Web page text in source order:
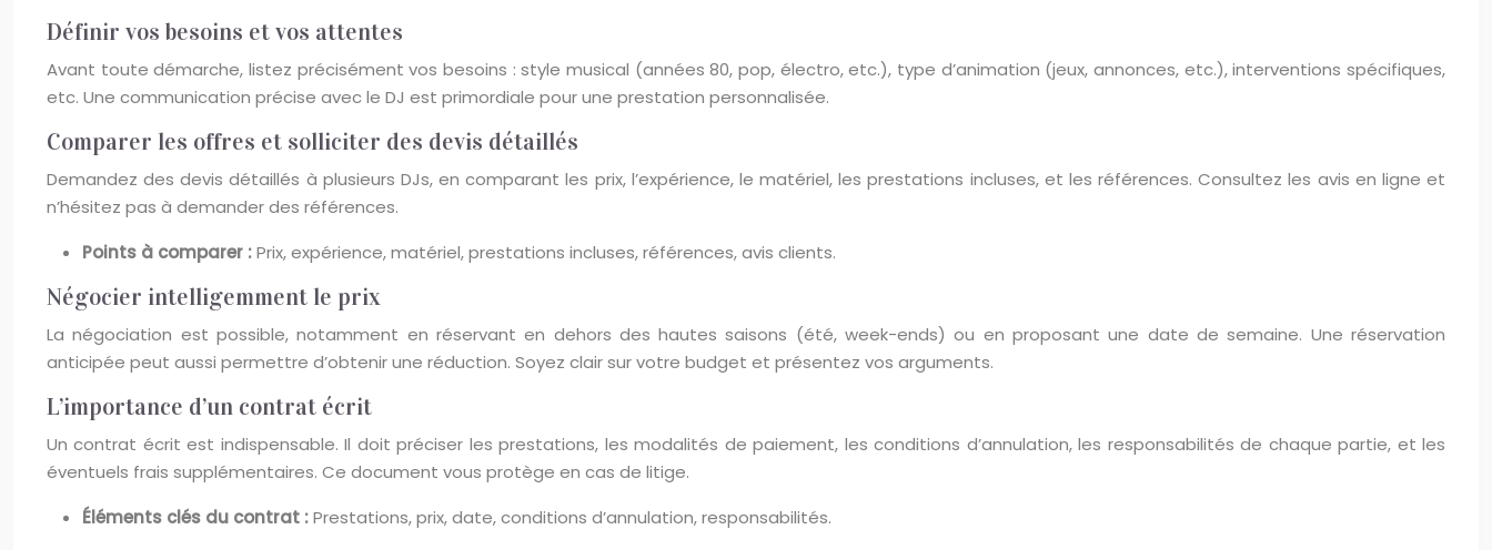
Définir vos besoins et vos attentes
Avant toute démarche, listez précisément vos besoins : style musical (années 80, pop, électro, etc.), type d’animation (jeux, annonces, etc.), interventions spécifiques,
etc. Une communication précise avec le DJ est primordiale pour une prestation personnalisée.
Comparer les offres et solliciter des devis détaillés
Demandez des devis détaillés à plusieurs DJs, en comparant les prix, l’expérience, le matériel, les prestations incluses, et les références. Consultez les avis en ligne et
n’hésitez pas à demander des références.
Points à comparer :Prix, expérience, matériel, prestations incluses, références, avis clients.
Négocier intelligemment le prix
La négociation est possible, notamment en réservant en dehors des hautes saisons (été, week-ends) ou en proposant une date de semaine. Une réservation
anticipée peut aussi permettre d’obtenir une réduction. Soyez clair sur votre budget et présentez vos arguments.
L’importance d’un contrat écrit
Un contrat écrit est indispensable. Il doit préciser les prestations, les modalités de paiement, les conditions d’annulation, les responsabilités de chaque partie, et les
éventuels frais supplémentaires. Ce document vous protège en cas de litige.
Éléments clés du contrat :Prestations, prix, date, conditions d’annulation, responsabilités.